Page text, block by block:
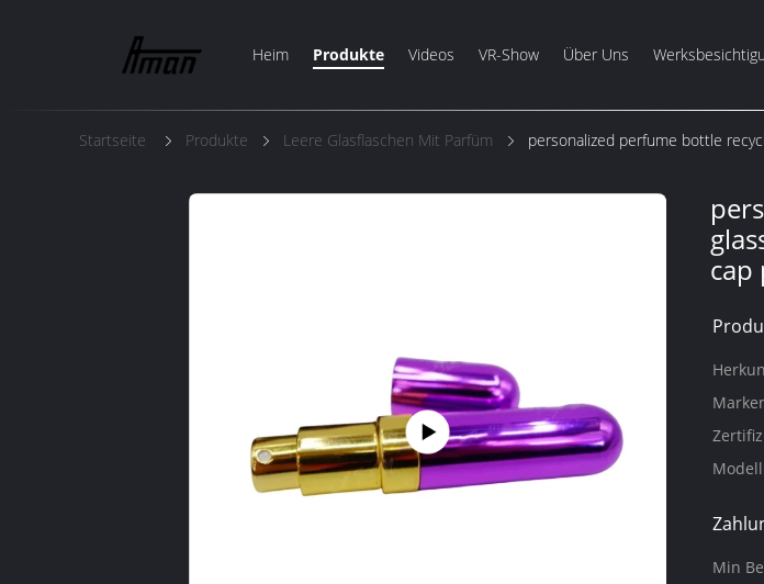
Heim Produkte Videos VR-Show Über Uns
Startseite Produkte Leere Glasflaschen Mit Parfüm personalized perfume bottle
cap
Min